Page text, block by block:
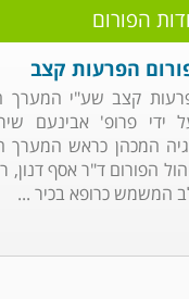
הפורום
הפרעות קצב
קצב שע"י המערך
ידי פרופ' אבינעם
המכהן כראש המערך
הפורום ד"ר אסף דנון,
המשמש כרופא בכיר ...